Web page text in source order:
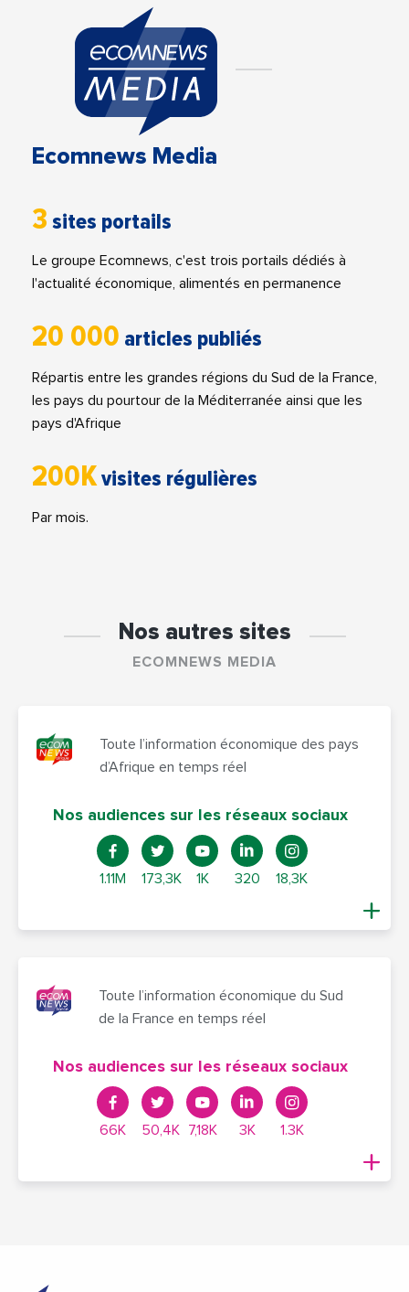
Ecomnews Media
3 sites portails
Le groupe Ecomnews, c'est trois portails dédiés à
l'actualité économique, alimentés en permanence
20 000 articles publiés
Répartis entre les grandes régions du Sud de la France,
les pays du pourtour de la Méditerranée ainsi que les
pays d'Afrique
200Kvisites régulières
Par mois.
Nos autres sites
ECOMNEWS MEDIA
Toute l’information économique des pays
d’Afrique en temps réel
Nos audiences sur les réseaux sociaux
1.11M 173,3K 1K 320 18,3K
Toute l’information économique du Sud
de la France en temps réel
Nos audiences sur les réseaux sociaux
66K 50,4K 7,18K 3K 1.3K